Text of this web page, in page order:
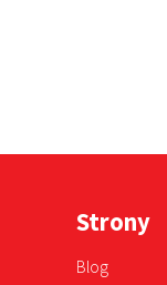
Strony
Blog